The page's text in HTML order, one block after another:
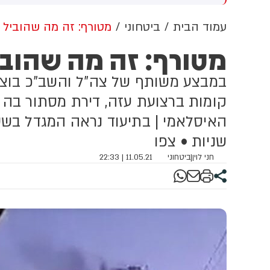
עמוד הבית ביטחוני מטורף: זה מה שהוביל
מטורף: זה מה
קומות ברצועת עזה, דירת מסתור
האיסלאמי | בתיעוד נראה המגדל
שניות • צפו
חני לוין|ביטחוני 11.05.21 | 22:33